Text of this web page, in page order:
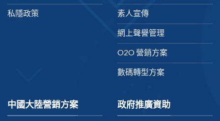
私隱政策 素人宣傳
網上聲譽管理
O2O 營銷方案
數碼轉型方案
中國大陸營銷方案 政府推廣資助